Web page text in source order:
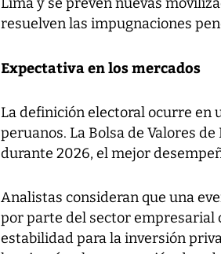
Lima y se prevén nuevas
resuelven las impugnaciones
Expectativa en los mercados
La definición electoral ocurre en
peruanos. La Bolsa de Valores
durante 2026, el mejor
Analistas consideran que una
por parte del sector empresarial
estabilidad para la inversión